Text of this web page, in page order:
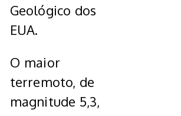
Geológico dos
EUA.
O maior
terremoto, de
magnitude 5,3,